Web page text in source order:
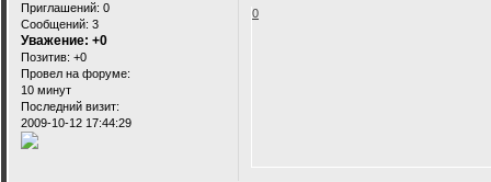
Приглашений: 0
Сообщений: 3
Уважение: +0
Позитив: +0
Провел на форуме:
10 минут
Последний визит:
2009-10-12 17:44:29
0